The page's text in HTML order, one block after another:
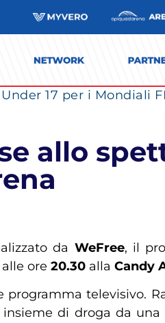
17 per i Mondiali
allo
da WeFree, il
alle ore 20.30 alla Candy
televisivo.
di droga da una